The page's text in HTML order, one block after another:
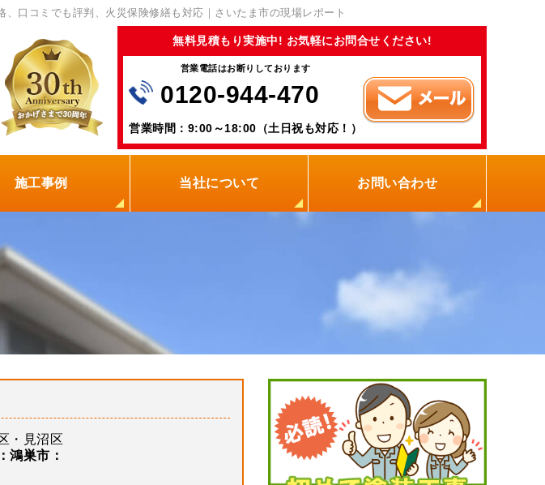
口コミでも評判、火災保険修繕も対応｜さいたま市の現場レポート
無料見積もり実施中! お気軽にお問合せください!
営業電話はお断りしております
0120-944-470
営業時間：9:00～18:00（土日祝も対応！）
施工事例 当社について お問い合わせ
見沼区
鴻巣市